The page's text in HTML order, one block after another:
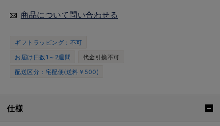
商品について問い合わせる
ギフトラッピング：不可
お届け日数1～2週間
代金引換不可
配送区分：宅配便(送料￥500)
仕様